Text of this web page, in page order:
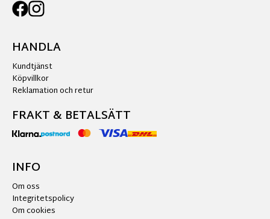
HANDLA
Kundtjänst
Köpvillkor
Reklamation och retur
FRAKT & BETALSÄTT
INFO
Om oss
Integritetspolicy
Om cookies